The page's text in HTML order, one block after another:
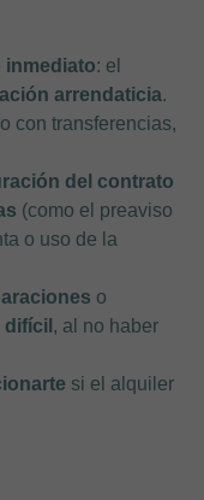
inmediato: el
arrendaticia.
con transferencias,
del contrato
(como el preaviso
o uso de la
o
, al no haber
si el alquiler